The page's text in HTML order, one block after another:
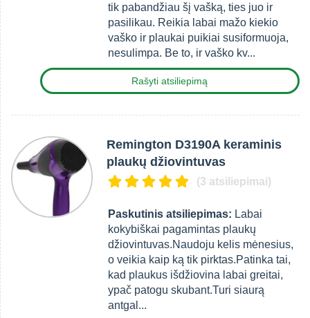
tik pabandžiau šį vašką, ties juo ir
pasilikau. Reikia labai mažo kiekio
vaško ir plaukai puikiai susiformuoja,
nesulimpa. Be to, ir vaško kv...
Rašyti atsiliepimą
Remington D3190A keraminis
plaukų džiovintuvas
(3 atsiliepimai)
Paskutinis atsiliepimas: Labai
kokybiškai pagamintas plaukų
džiovintuvas.Naudoju kelis mėnesius,
o veikia kaip ką tik pirktas.Patinka tai,
kad plaukus išdžiovina labai greitai,
ypač patogu skubant.Turi siaurą
antgal...